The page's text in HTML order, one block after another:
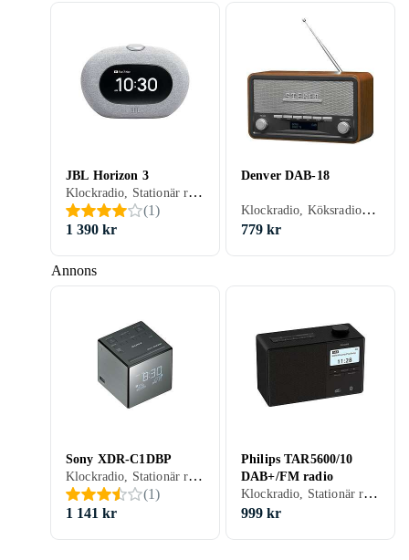
Annons
JBL Horizon 3
Klockradio, Stationär radio, Bärbar radio, FM, DAB, DAB+, Nätström, Klockradio med alarm, Backup-batteri, Display, Hörlursutgång, USB
(1)
1 390 kr
Denver DAB-18
Klockradio, Köksradio, Stationär radio, Bärbar radio, FM, AM, DAB, DAB+, Batteri, Nätström, RDS-radio, Klockradio med alarm, Display, Retro Radio, Analog 3,5mm-ingång (Aux)
779 kr
Sony XDR-C1DBP
Klockradio, Stationär radio, Bärbar radio, FM, AM, DAB, DAB+, Batteri, Nätström, Uppladdningsbart batteri, Klockradio med alarm, Backup-batteri, Projicering av tid, Display, USB
(1)
1 141 kr
Philips TAR5600/10
DAB+/FM radio
Klockradio, Stationär radio, Bärbar radio, FM, DAB, DAB+, Klockradio med alarm, Allvädersskydd (damm/fukttålig), Hörlursutgång, USB, Analog 3,5mm-ingång (Aux)
999 kr